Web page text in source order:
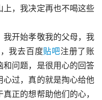
，我决定再也不喝这些
开始孝敬我的父母，我
我去百度贴吧注册了账
和问题，是很用心的回答
心过，真的就是掏心给他
正的想帮助他们的心，